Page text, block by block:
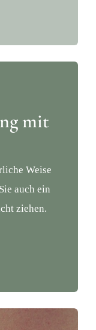
mit
Weise
auch ein
ziehen.